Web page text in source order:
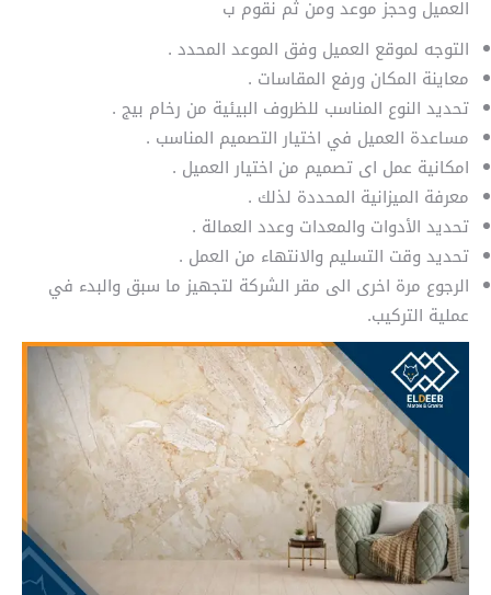
العميل وحجز موعد ومن ثم نقوم ب
التوجه لموقع العميل وفق الموعد المحدد .
معاينة المكان ورفع المقاسات .
تحديد النوع المناسب للظروف البيئية من رخام بيج .
مساعدة العميل في اختيار التصميم المناسب .
امكانية عمل اى تصميم من اختيار العميل .
معرفة الميزانية المحددة لذلك .
تحديد الأدوات والمعدات وعدد العمالة .
تحديد وقت التسليم والانتهاء من العمل .
الرجوع مرة اخرى الى مقر الشركة لتجهيز ما سبق والبدء في
عملية التركيب.